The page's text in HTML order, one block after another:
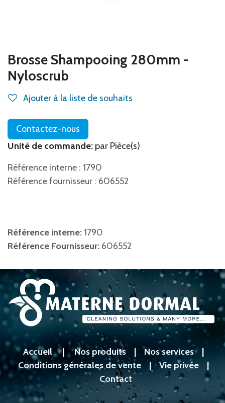
Brosse Shampooing 280mm -
Nyloscrub
Ajouter à la liste de souhaits
Contactez-nous
Unité de commande: par Pièce(s)
Référence interne : 1790
Référence fournisseur : 606552
Référence interne: 1790
Référence Fournisseur: 606552
Accueil|Nos produits|Nos services|
Conditions générales de vente | Vie privée |
Contact